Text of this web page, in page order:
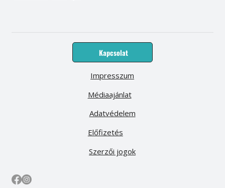
Kapcsolat
Médiaajánlat
Előfizetés
Impresszum
Adatvédelem
Szerzői jogok